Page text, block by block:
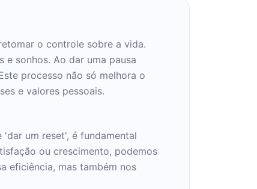
o controle sobre a vida.
sonhos. Ao dar uma pausa
processo não só melhora o
e valores pessoais.
um reset', é fundamental
ou crescimento, podemos
eficiência, mas também nos